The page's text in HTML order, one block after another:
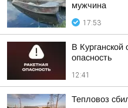
мужчина
17:53
В Курганской
опасность
12:41
Тепловоз